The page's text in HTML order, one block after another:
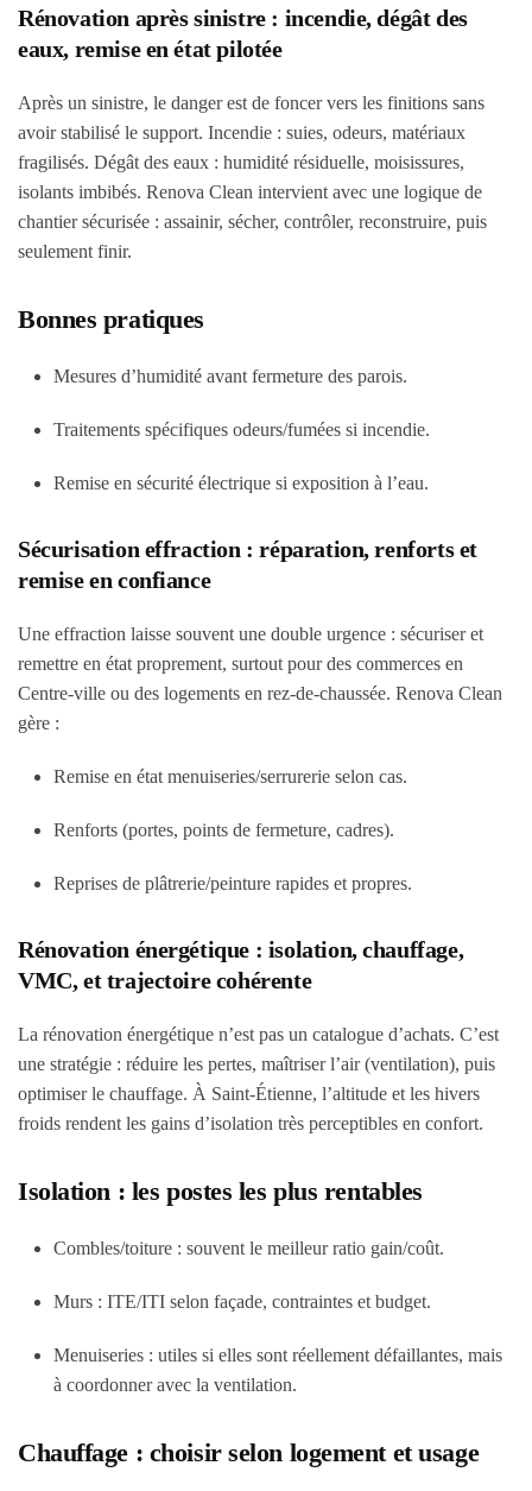
Rénovation après sinistre : incendie, dégât des
eaux, remise en état pilotée
Après un sinistre, le danger est de foncer vers les finitions sans
avoir stabilisé le support. Incendie : suies, odeurs, matériaux
fragilisés. Dégât des eaux : humidité résiduelle, moisissures,
isolants imbibés. Renova Clean intervient avec une logique de
chantier sécurisée : assainir, sécher, contrôler, reconstruire, puis
seulement finir.
Bonnes pratiques
Mesures d’humidité avant fermeture des parois.
Traitements spécifiques odeurs/fumées si incendie.
Remise en sécurité électrique si exposition à l’eau.
Sécurisation effraction : réparation, renforts et
remise en confiance
Une effraction laisse souvent une double urgence : sécuriser et
remettre en état proprement, surtout pour des commerces en
Centre-ville ou des logements en rez-de-chaussée. Renova Clean
gère :
Remise en état menuiseries/serrurerie selon cas.
Renforts (portes, points de fermeture, cadres).
Reprises de plâtrerie/peinture rapides et propres.
Rénovation énergétique : isolation, chauffage,
VMC, et trajectoire cohérente
La rénovation énergétique n’est pas un catalogue d’achats. C’est
une stratégie : réduire les pertes, maîtriser l’air (ventilation), puis
optimiser le chauffage. À Saint-Étienne, l’altitude et les hivers
froids rendent les gains d’isolation très perceptibles en confort.
Isolation : les postes les plus rentables
Combles/toiture : souvent le meilleur ratio gain/coût.
Murs : ITE/ITI selon façade, contraintes et budget.
Menuiseries : utiles si elles sont réellement défaillantes, mais
à coordonner avec la ventilation.
Chauffage : choisir selon logement et usage